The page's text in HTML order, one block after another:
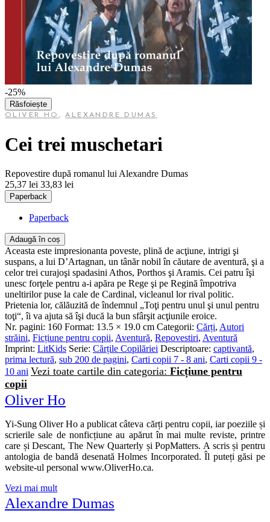
-25%
Răsfoiește
OLIVER HO ,ALEXANDRE DUMAS
Cei trei muschetari
Repovestire după romanul lui Alexandre Dumas
25,37 lei 33,83 lei
Paperback
Paperback
Adaugă în coș
Aceasta este impresionanta poveste, plină de acţiune, intrigi şi
suspans, a lui D’Artagnan, un tânăr nobil în căutare de aventură, şi a
celor trei curajoşi spada­sini Athos, Porthos şi Aramis. Cei patru îşi
unesc forţele pentru a-i apăra pe Rege şi pe Regină împotriva
uneltirilor puse la cale de Cardinal, vicleanul lor rival politic.
Prietenia lor, călăuzită de îndemnul „Toţi pentru unul şi unul pentru
toţi“, îi va ajuta să îşi ducă la bun sfârşit acţiunile eroice.
Nr. pagini: 160 Format: 13.5 × 19.0 cm Categorii: Cărți, Autori
străini, Ficțiune pentru copii, Aventură, Repovestiri, Aventură
Imprint: LitKids Serie: Cărțile Copilăriei Descriptoare: captivantă,
prima lectură, sub 200 de pagini, Carti copii 7 - 8 ani, Carti copii 9 -
10 ani Vezi toate cartile din categoria: Ficțiune pentru
copii
Oliver Ho
Yi-Sung Oliver Ho a publicat câteva cărți pentru copii, iar poeziile și
scrierile sale de nonficțiune au apărut în mai multe reviste, printre
care și Descant, The New Quarterly și PopMatters. A scris și pentru
antologia de bandă desenată Holmes Incorporated. Îl puteți găsi pe
website-ul personal www.OliverHo.ca.
Vezi mai mult
Alexandre Dumas